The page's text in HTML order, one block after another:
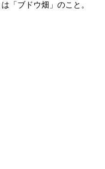
「ブドウ畑」のこと。